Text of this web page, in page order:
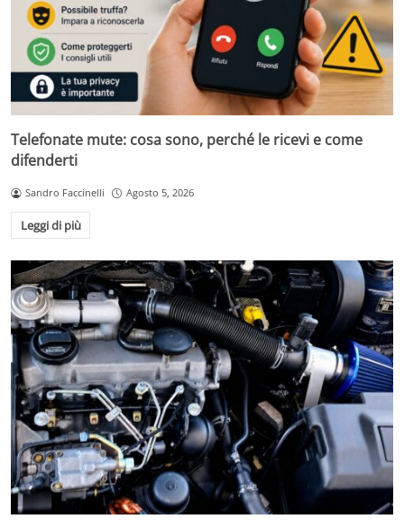
Telefonate mute: cosa sono, perché le ricevi e come
difenderti
Sandro Faccinelli Agosto 5, 2026
Leggi di più